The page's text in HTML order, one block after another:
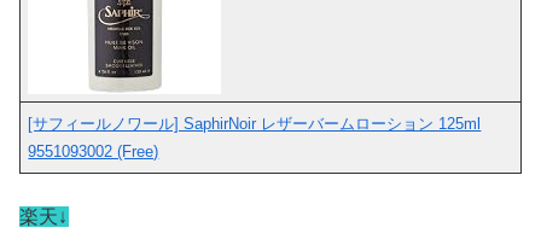
[サフィールノワール] SaphirNoir レザーバームローション 125ml
9551093002 (Free)
楽天↓